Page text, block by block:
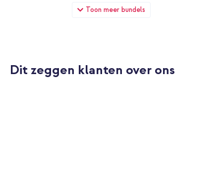
Toon meer bundels
SP Connect Brake Mount L SPC+ Telefoonhouder Scooter /
Motor - Remvloeistof reservoir - Zwart + 12V DC kabel SPC+ |
Dit zeggen klanten over ons